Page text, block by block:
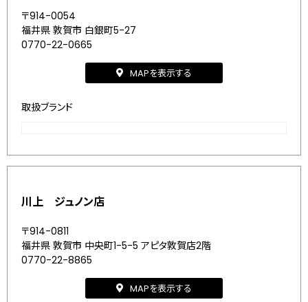
〒914-0054
福井県 敦賀市 白銀町5-27
0770-22-0665
MAPを表示する
取扱ブランド
川上 ジュノン店
〒914-0811
福井県 敦賀市 中央町1-5-5 アピタ敦賀店2階
0770-22-8865
MAPを表示する